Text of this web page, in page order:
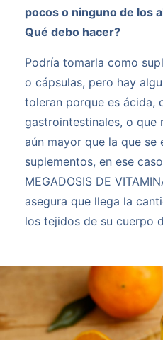
pocos o ninguno de los
Qué debo hacer?
Podría tomarla como
o cápsulas, pero hay
toleran porque es ácida,
gastrointestinales, o que
aún mayor que la que se
suplementos, en ese
MEGADOSIS DE
asegura que llega la
los tejidos de su cuerpo